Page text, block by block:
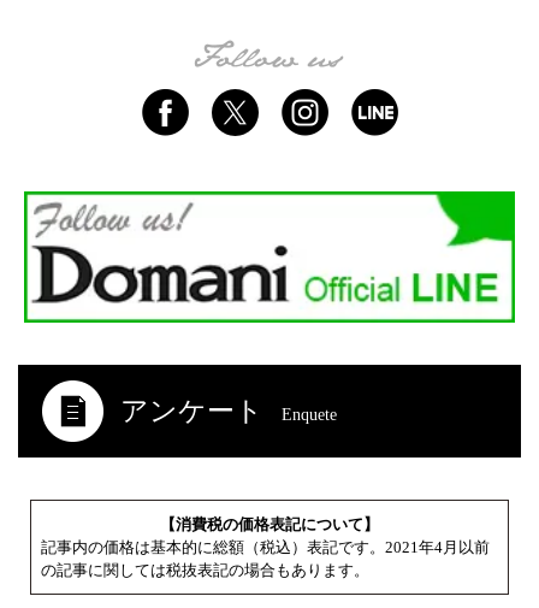
アンケート Enquete
【消費税の価格表記について】
記事内の価格は基本的に総額（税込）表記です。2021年4月以前
の記事に関しては税抜表記の場合もあります。